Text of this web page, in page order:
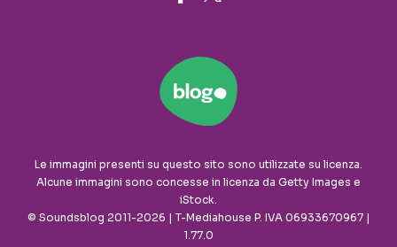
Le immagini presenti su questo sito sono utilizzate su licenza.
Alcune immagini sono concesse in licenza da Getty Images e
iStock.
© Soundsblog 2011-2026 | T-Mediahouse P. IVA 06933670967 |
1.77.0